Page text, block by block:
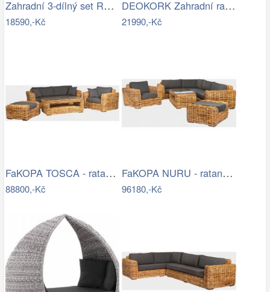
Zahradní 3-dílný set RODEN Tempo Kondela
18590,-Kč
DEOKORK Zahradní ratanová sestava…
21990,-Kč
FaKOPA TOSCA - ratanová sestava Amy Mdum
88800,-Kč
FaKOPA NURU - ratanová sestava Marina…
96180,-Kč